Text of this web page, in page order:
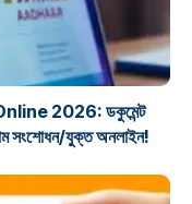
2026: ডকুমেন্ট
নাম সংশোধন/যুক্ত অনলাইন!